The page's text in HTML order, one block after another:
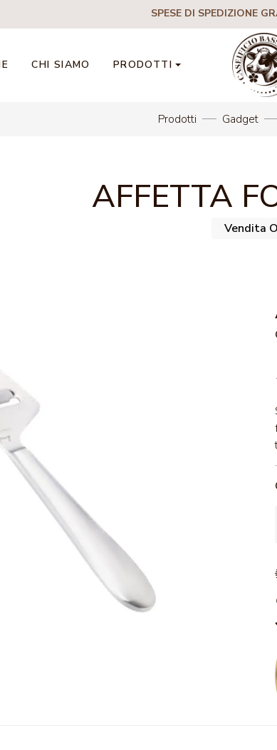
SPESE DI SPEDIZIONE
CHI SIAMO PRODOTTI
Prodotti Gadget
AFFETTA
Vendita